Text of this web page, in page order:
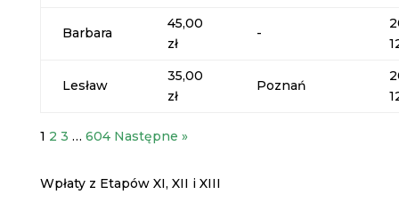
Barbara
45,00
zł
-
Lesław
35,00
zł
Poznań
1 2 3 … 604 Następne »
Wpłaty z Etapów XI, XII i XIII